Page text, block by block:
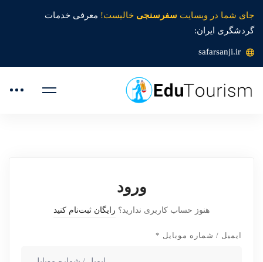
جای شما در وبسایت سفرسنجی خالیست! معرفی خدمات
گردشگری ایران:
safarsanji.ir
ورود
هنوز حساب کاربری ندارید؟ رایگان ثبت‌نام کنید
ایمیل / شماره موبایل *